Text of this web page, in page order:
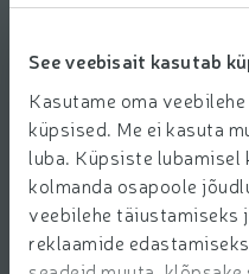
See veebisait kasutab
Kasutame oma
küpsised. Me ei kasuta
luba. Küpsiste lubamisel
kolmanda osapoole
veebilehe täiustamiseks
reklaamide